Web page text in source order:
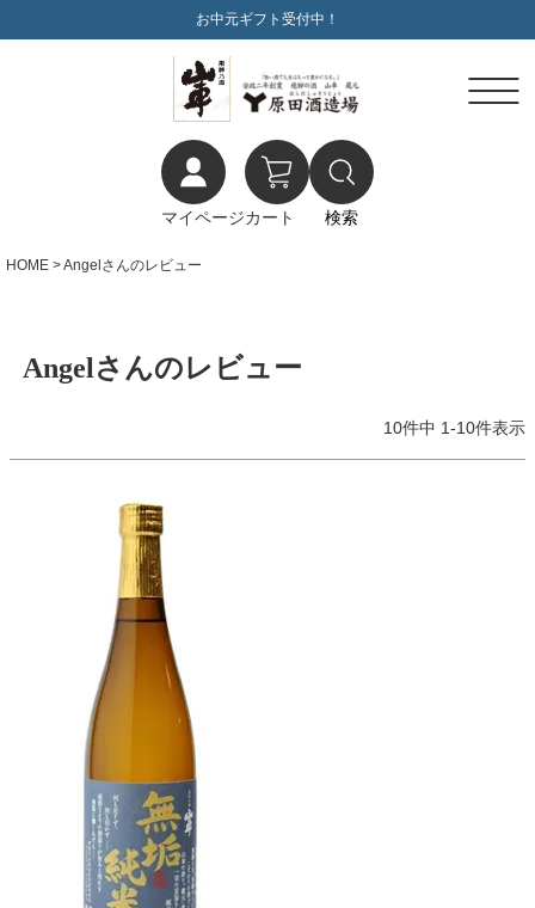
お中元ギフト受付中！
マイページカート 検索
HOME Angelさんのレビュー
Angelさんのレビュー
10件中 1-10件表示